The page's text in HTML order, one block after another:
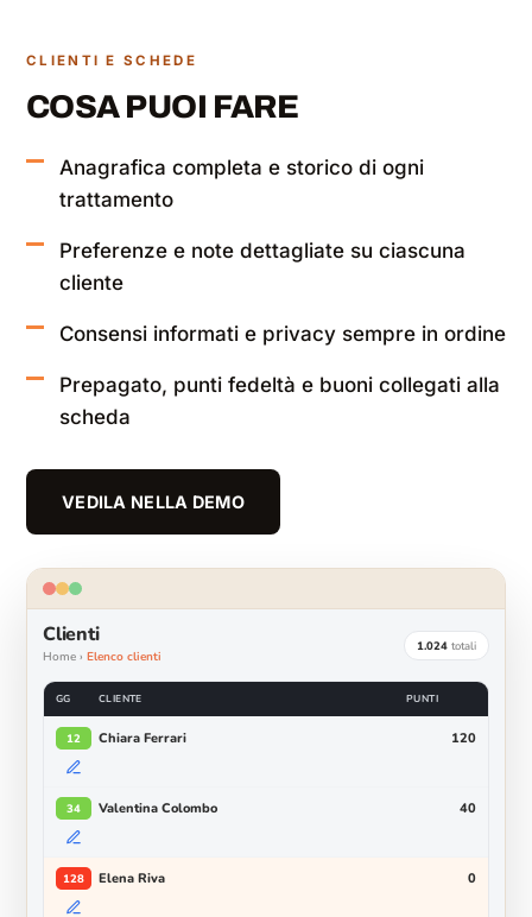
CLIENTI E SCHEDE
COSA PUOI FARE
Anagrafica completa e storico di ogni
trattamento
Preferenze e note dettagliate su ciascuna
cliente
Consensi informati e privacy sempre in ordine
Prepagato, punti fedeltà e buoni collegati alla
scheda
VEDILA NELLA DEMO
Clienti
Home › Elenco clienti
1.024 totali
GG CLIENTE PUNTI
12 Chiara Ferrari 120
34 Valentina Colombo 40
128 Elena Riva 0